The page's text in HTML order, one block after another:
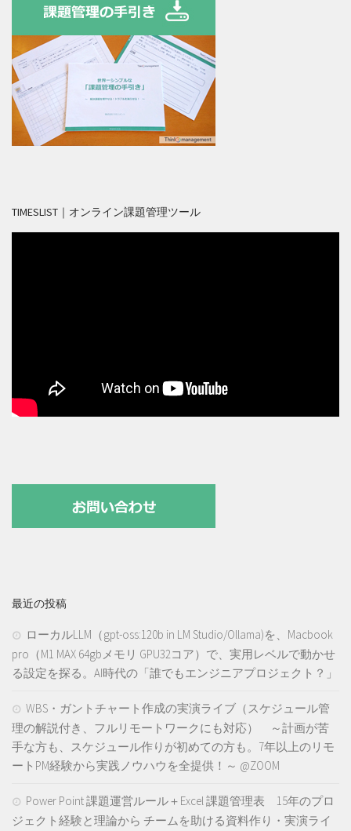
TIMESLIST｜オンライン課題管理ツール
最近の投稿
ローカルLLM（gpt-oss:120b in LM Studio/Ollama)を、Macbook
pro（M1 MAX 64gbメモリ GPU32コア）で、実用レベルで動かせ
る設定を探る。AI時代の「誰でもエンジニアプロジェクト？」
WBS・ガントチャート作成の実演ライブ（スケジュール管
理の解説付き、フルリモートワークにも対応） ～計画が苦
手な方も、スケジュール作りが初めての方も。7年以上のリモ
ートPM経験から実践ノウハウを全提供！～ @ZOOM
Power Point 課題運営ルール＋Excel 課題管理表 15年のプロ
ジェクト経験と理論から チームを助ける資料作り・実演ライ